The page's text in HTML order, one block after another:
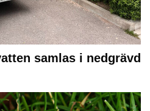
samlas i nedgrävd